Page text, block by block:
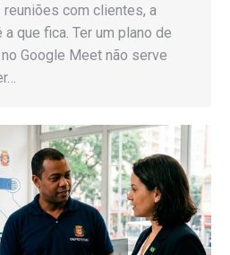
com clientes, a
que fica. Ter um plano de
Google Meet não serve